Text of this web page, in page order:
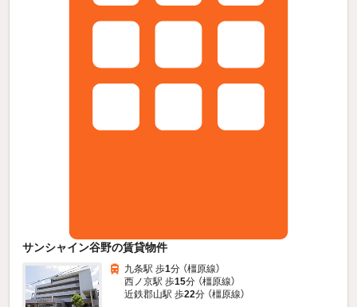
サンシャイン谷野の賃貸物件
九条駅 歩1分 （橿原線）
西ノ京駅 歩15分 （橿原線）
近鉄郡山駅 歩22分 （橿原線）